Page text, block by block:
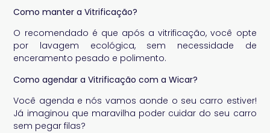
Como manter a Vitrificação?
O recomendado é que após a vitrificação, você opte
por lavagem ecológica, sem necessidade de
enceramento pesado e polimento.
Como agendar a Vitrificação com a Wicar?
Você agenda e nós vamos aonde o seu carro estiver!
Já imaginou que maravilha poder cuidar do seu carro
sem pegar filas?